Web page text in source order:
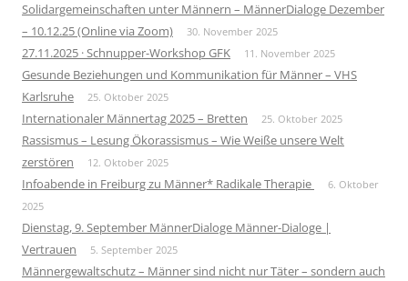
Solidargemeinschaften unter Männern – MännerDialoge Dezember
– 10.12.25 (Online via Zoom)
30. November 2025
27.11.2025 · Schnupper-Workshop GFK 11. November 2025
Gesunde Beziehungen und Kommunikation für Männer – VHS
Karlsruhe
25. Oktober 2025
Internationaler Männertag 2025 – Bretten 25. Oktober 2025
Rassismus – Lesung Ökorassismus – Wie Weiße unsere Welt
zerstören
12. Oktober 2025
Infoabende in Freiburg zu Männer* Radikale Therapie
6. Oktober
2025
Dienstag, 9. September MännerDialoge Männer-Dialoge |
Vertrauen
5. September 2025
Männergewaltschutz – Männer sind nicht nur Täter – sondern auch